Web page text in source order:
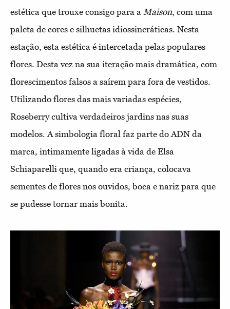
estética que trouxe consigo para a Maison, com uma
paleta de cores e silhuetas idiossincráticas. Nesta
estação, esta estética é intercetada pelas populares
flores. Desta vez na sua iteração mais dramática, com
florescimentos falsos a saírem para fora de vestidos.
Utilizando flores das mais variadas espécies,
Roseberry cultiva verdadeiros jardins nas suas
modelos. A simbologia floral faz parte do ADN da
marca, intimamente ligadas à vida de Elsa
Schiaparelli que, quando era criança, colocava
sementes de flores nos ouvidos, boca e nariz para que
se pudesse tornar mais bonita.